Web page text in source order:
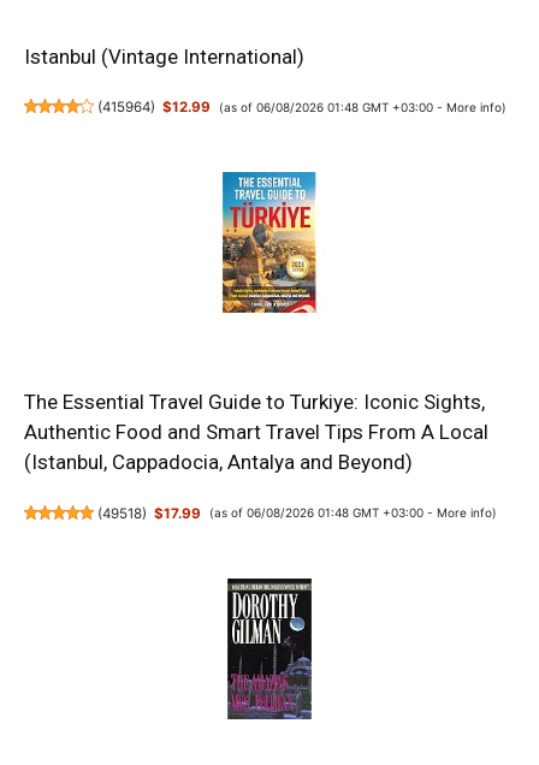
Istanbul (Vintage International)
(415964) $12.99 (as of 06/08/2026 01:48 GMT +03:00 - More info)
The Essential Travel Guide to Turkiye: Iconic Sights,
Authentic Food and Smart Travel Tips From A Local
(Istanbul, Cappadocia, Antalya and Beyond)
(49518) $17.99 (as of 06/08/2026 01:48 GMT +03:00 - More info)